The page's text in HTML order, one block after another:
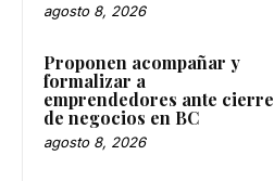
agosto 8, 2026
Proponen acompañar y
formalizar a
emprendedores ante cierre
de negocios en BC
agosto 8, 2026